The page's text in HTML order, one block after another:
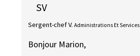
SV
Sergent-chef V. Administrations Et Services
Bonjour Marion,